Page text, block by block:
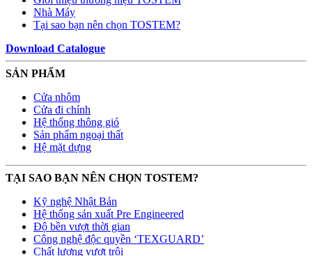
Nhà Máy
Tại sao bạn nên chọn TOSTEM?
Download Catalogue
SẢN PHẨM
Cửa nhôm
Cửa đi chính
Hệ thống thông gió
Sản phẩm ngoại thất
Hệ mặt dựng
TẠI SAO BẠN NÊN CHỌN TOSTEM?
Kỹ nghệ Nhật Bản
Hệ thống sản xuất Pre Engineered
Độ bền vượt thời gian
Công nghệ độc quyền ‘TEXGUARD’
Chất lượng vượt trội